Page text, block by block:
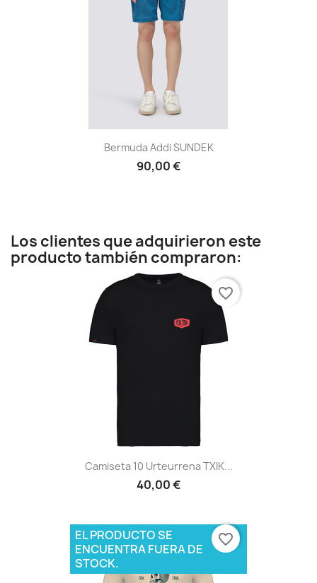
Bermuda Addi SUNDEK
90,00 €
Los clientes que adquirieron este
producto también compraron:
Camiseta 10 Urteurrena TXIK...
40,00 €
favorite_border
EL PRODUCTO SE
ENCUENTRA FUERA DE
STOCK.
favorite_border